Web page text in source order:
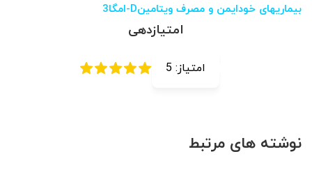
بیماریهای خودایمن و مصرف ویتامینD-امگا3
امتیازدهی
امتیاز: 5
نوشته های مرتبط